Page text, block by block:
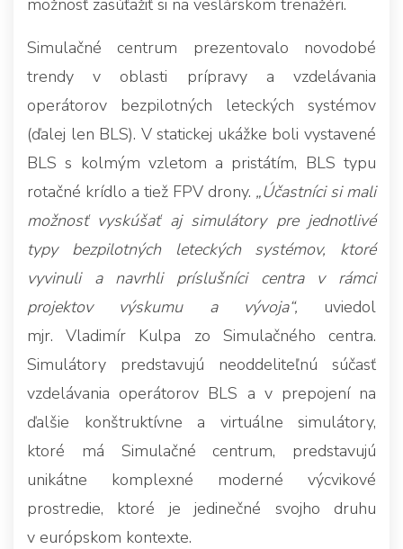
možnosť zasúťažiť si na veslárskom trenažéri.
Simulačné centrum prezentovalo novodobé
trendy v oblasti prípravy a vzdelávania
operátorov bezpilotných leteckých systémov
(ďalej len BLS). V statickej ukážke boli vystavené
BLS s kolmým vzletom a pristátím, BLS typu
rotačné krídlo a tiež FPV drony. „Účastníci si mali
možnosť vyskúšať aj simulátory pre jednotlivé
typy bezpilotných leteckých systémov, ktoré
vyvinuli a navrhli príslušníci centra v rámci
projektov výskumu a vývoja“, uviedol
mjr. Vladimír Kulpa zo Simulačného centra.
Simulátory predstavujú neoddeliteľnú súčasť
vzdelávania operátorov BLS a v prepojení na
ďalšie konštruktívne a virtuálne simulátory,
ktoré má Simulačné centrum, predstavujú
unikátne komplexné moderné výcvikové
prostredie, ktoré je jedinečné svojho druhu
v európskom kontexte.